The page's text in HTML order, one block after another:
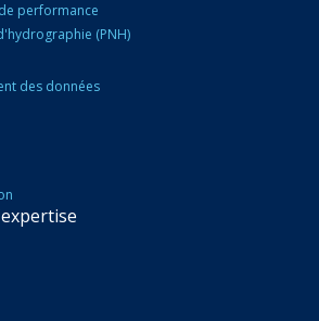
performance
(PNH)
des données